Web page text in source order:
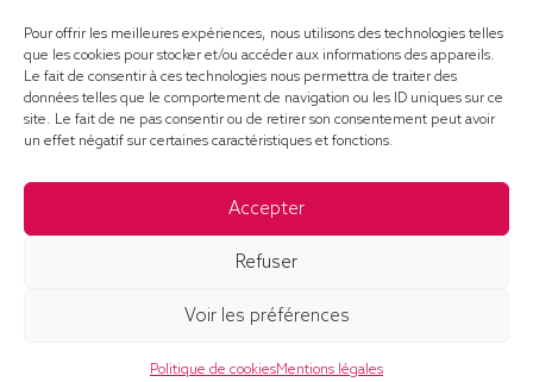
Pour offrir les meilleures expériences, nous utilisons des technologies telles
que les cookies pour stocker et/ou accéder aux informations des appareils.
Le fait de consentir à ces technologies nous permettra de traiter des
données telles que le comportement de navigation ou les ID uniques sur ce
site. Le fait de ne pas consentir ou de retirer son consentement peut avoir
un effet négatif sur certaines caractéristiques et fonctions.
Accepter
Refuser
Voir les préférences
Politique de cookiesMentions légales
savoureuse.
Nous contacterIInformations légalesI